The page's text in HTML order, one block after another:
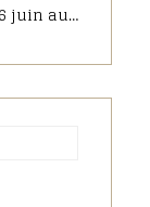
Nous serons ouverts dimanche 16 juin au matin pour la fête des pères, pensez à commander sur notre pâtisserie en ligne.